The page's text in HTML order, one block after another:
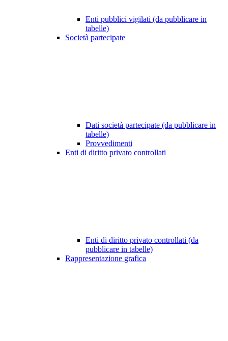
Enti pubblici vigilati (da pubblicare in
tabelle)
Società partecipate
Dati società partecipate (da pubblicare in
tabelle)
Provvedimenti
Enti di diritto privato controllati
Enti di diritto privato controllati (da
pubblicare in tabelle)
Rappresentazione grafica